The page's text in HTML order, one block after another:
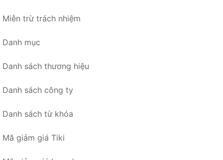
Miễn trừ trách nhiệm
Danh mục
Danh sách thương hiệu
Danh sách công ty
Danh sách từ khóa
Mã giảm giá Tiki